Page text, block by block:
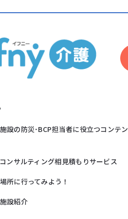
設の防災･BCP担当者に役立つコンテン
ンサルティング相見積もりサービス
所に行ってみよう！
設紹介